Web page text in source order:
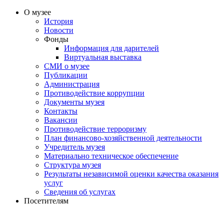
О музее
История
Новости
Фонды
Информация для дарителей
Виртуальная выставка
СМИ о музее
Публикации
Администрация
Противодействие коррупции
Документы музея
Контакты
Вакансии
Противодействие терроризму
План финансово-хозяйственной деятельности
Учредитель музея
Материально техническое обеспечение
Структура музея
Результаты независимой оценки качества оказания
услуг
Сведения об услугах
Посетителям